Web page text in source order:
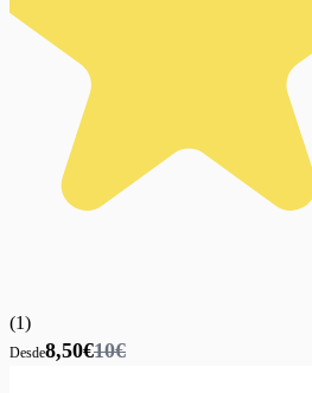
(1)
Desde8,50€10€